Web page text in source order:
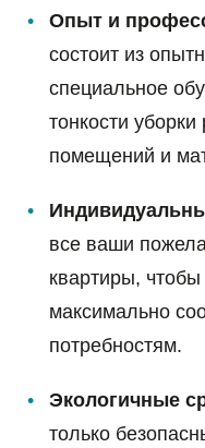
Опыт и
состоит из
специальное
тонкости
помещений и
все ваши
квартиры, чтобы
максимально
потребностям.
Экологичные
только